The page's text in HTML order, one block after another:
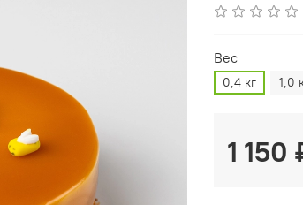
Вес
0,4 кг 1,0
1 150